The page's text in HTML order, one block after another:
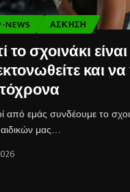
NEWS ΆΣΚΗΣΗ
το σχοινάκι
και
από εμάς συνδέουμε το
μας…